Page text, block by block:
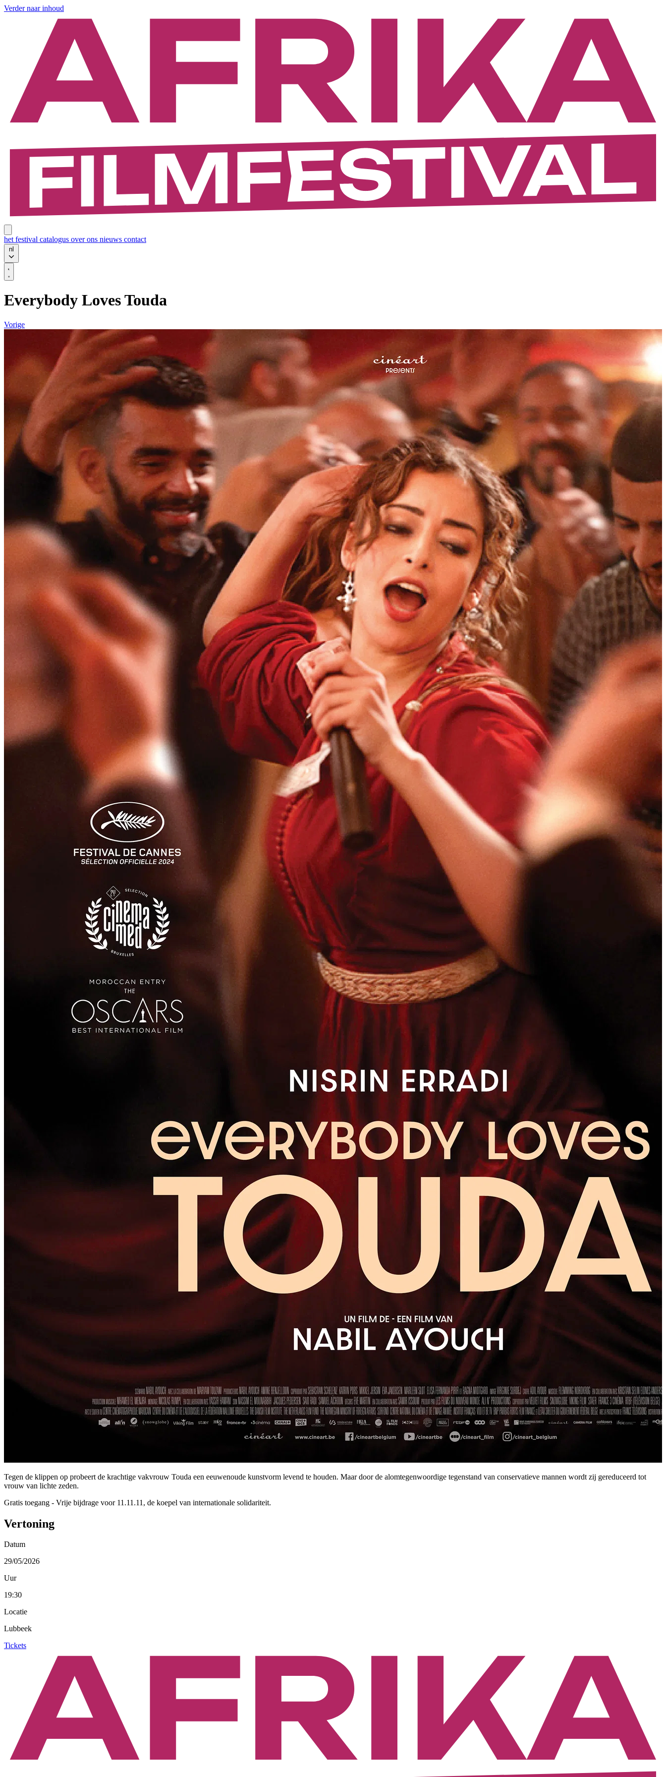
Verder naar inhoud
het festival catalogus over ons nieuws contact
nl
Everybody Loves Touda
Vorige
Tegen de klippen op probeert de krachtige vakvrouw Touda een eeuwenoude kunstvorm levend te houden. Maar door de alomtegenwoordige tegenstand van conservatieve mannen wordt zij gereduceerd tot
vrouw van lichte zeden.
Gratis toegang - Vrije bijdrage voor 11.11.11, de koepel van internationale solidariteit.
Vertoning
Datum
29/05/2026
Uur
19:30
Locatie
Lubbeek
Tickets